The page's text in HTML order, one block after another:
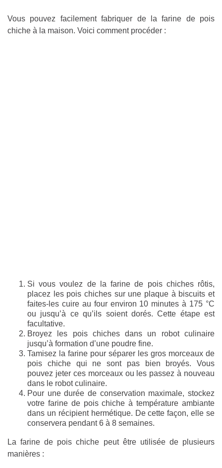
Vous pouvez facilement fabriquer de la farine de pois
chiche à la maison. Voici comment procéder :
Si vous voulez de la farine de pois chiches rôtis,
placez les pois chiches sur une plaque à biscuits et
faites-les cuire au four environ 10 minutes à 175 °C
ou jusqu’à ce qu’ils soient dorés. Cette étape est
facultative.
Broyez les pois chiches dans un robot culinaire
jusqu’à formation d’une poudre fine.
Tamisez la farine pour séparer les gros morceaux de
pois chiche qui ne sont pas bien broyés. Vous
pouvez jeter ces morceaux ou les passez à nouveau
dans le robot culinaire.
Pour une durée de conservation maximale, stockez
votre farine de pois chiche à température ambiante
dans un récipient hermétique. De cette façon, elle se
conservera pendant 6 à 8 semaines.
La farine de pois chiche peut être utilisée de plusieurs
manières :